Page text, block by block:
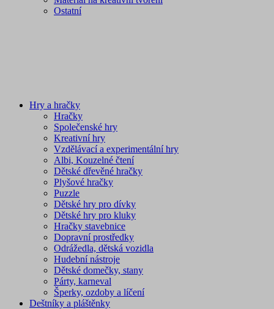
Ostatní
Hry a hračky
Hračky
Společenské hry
Kreativní hry
Vzdělávací a experimentální hry
Albi, Kouzelné čtení
Dětské dřevěné hračky
Plyšové hračky
Puzzle
Dětské hry pro dívky
Dětské hry pro kluky
Hračky stavebnice
Dopravní prostředky
Odrážedla, dětská vozidla
Hudební nástroje
Dětské domečky, stany
Párty, karneval
Šperky, ozdoby a líčení
Deštníky a pláštěnky